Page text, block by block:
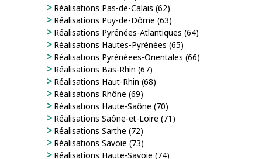
Réalisations Pas-de-Calais (62)
Réalisations Puy-de-Dôme (63)
Réalisations Pyrénées-Atlantiques (64)
Réalisations Hautes-Pyrénées (65)
Réalisations Pyrénéees-Orientales (66)
Réalisations Bas-Rhin (67)
Réalisations Haut-Rhin (68)
Réalisations Rhône (69)
Réalisations Haute-Saône (70)
Réalisations Saône-et-Loire (71)
Réalisations Sarthe (72)
Réalisations Savoie (73)
Réalisations Haute-Savoie (74)